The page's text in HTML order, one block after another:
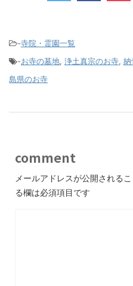
-寺院・霊園一覧
-お寺の墓地, 浄土真宗のお寺, 納
島県のお寺
comment
メールアドレスが公開されるこ
る欄は必須項目です